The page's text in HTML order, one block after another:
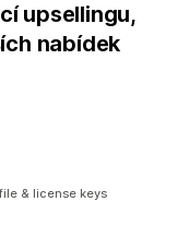
upsellingu,
nabídek
& license keys